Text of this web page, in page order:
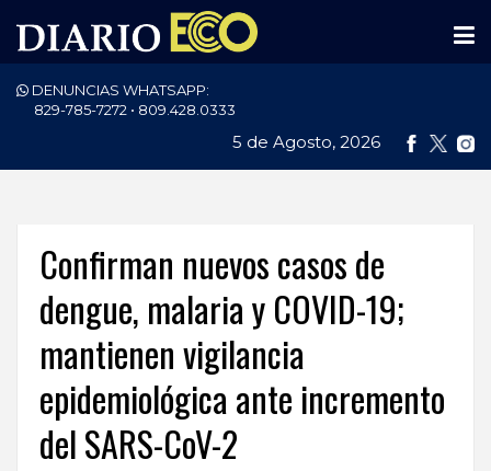
DENUNCIAS WHATSAPP:
829-785-7272 • 809.428.0333
5 de Agosto, 2026
PORTADA
ECONOMÍA
DEPORTES
ENTRETENIMIENTO
SALUD
Confirman nuevos casos de
dengue, malaria y COVID-19;
mantienen vigilancia
epidemiológica ante incremento
del SARS-CoV-2